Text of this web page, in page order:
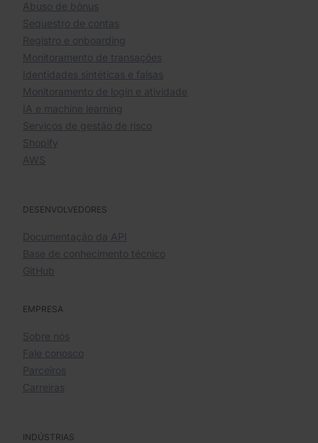
Abuso de bônus
Sequestro de contas
Registro e onboarding
Monitoramento de transações
Identidades sintéticas e falsas
Monitoramento de login e atividade
IA e machine learning
Serviços de gestão de risco
Shopify
AWS
DESENVOLVEDORES
Documentação da API
Base de conhecimento técnico
GitHub
EMPRESA
Sobre nós
Fale conosco
Parceiros
Carreiras
INDÚSTRIAS